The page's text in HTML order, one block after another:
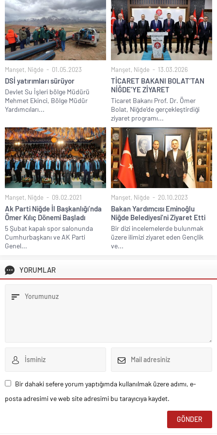
Manşet, Niğde 01.05.2023
DSİ yatırımları sürüyor
Devlet Su İşleri bölge Müdürü
Mehmet Ekinci, Bölge Müdür
Yardımcıları...
Manşet, Niğde 13.03.2026
TİCARET BAKANI BOLAT’TAN
NİĞDE’YE ZİYARET
Ticaret Bakanı Prof. Dr. Ömer
Bolat, Niğde’de gerçekleştirdiği
ziyaret programı...
Manşet, Niğde 09.02.2021
Ak Parti Niğde İl Başkanlığı’nda
Ömer Kılıç Dönemi Başladı
5 Şubat kapalı spor salonunda
Cumhurbaşkanı ve AK Parti
Genel...
Manşet, Niğde 20.10.2023
Bakan Yardımcısı Eminoğlu
Niğde Belediyesi’ni Ziyaret Etti
Bir dizi incelemelerde bulunmak
üzere ilimizi ziyaret eden Gençlik
ve...
YORUMLAR
Bir dahaki sefere yorum yaptığımda kullanılmak üzere adımı, e-
posta adresimi ve web site adresimi bu tarayıcıya kaydet.